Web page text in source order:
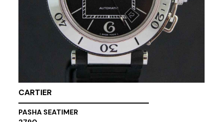
CARTIER
PASHA SEATIMER